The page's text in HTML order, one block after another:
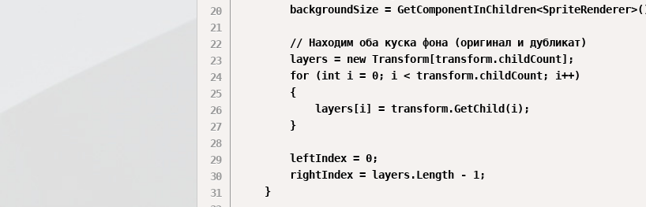
backgroundSize =
        // Находим оба куска фона (оригинал и дубликат)
        layers = new Transform[transform.childCount];
        for (int i = 0; i < transform.childCount; i++)
        {
            layers[i] = transform.GetChild(i);
        }
        leftIndex = 0;
        rightIndex = layers.Length - 1;
    }